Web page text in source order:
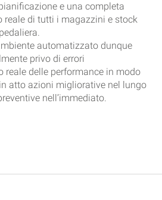
e una completa
reale di tutti i magazzini e stock
automatizzato dunque
privo di errori
reale delle performance in modo
atto azioni migliorative nel lungo
nell’immediato.